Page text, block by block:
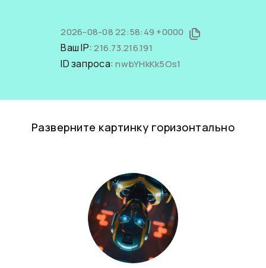
2026-08-08 22:58:49 +0000
Ваш IP:216.73.216.191
ID запроса:nwbYHkKk5Os1
Разверните картинку горизонтально